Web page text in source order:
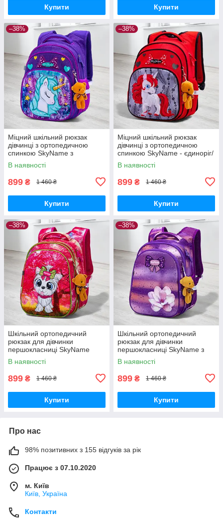
Купити Купити
–38%
Міцний шкільний рюкзак
дівчинці з ортопедичною
спинкою SkyName з
конячкою/ Водонепроникний
портфель для школи 1-4 клас
В наявності
899 ₴ 1 460 ₴
Купити
–38%
Міцний шкільний рюкзак
дівчинці з ортопедичною
спинкою SkyName - єдиноріг/
Водонепроникний червоний
портфель для школи 1-4 клас
В наявності
899 ₴ 1 460 ₴
Купити
–38%
Шкільний ортопедичний
рюкзак для дівчинки
першокласниці SkyName
рожевий з собачкою/
Водонепроникний портфель
В наявності
899 ₴ 1 460 ₴
Купити
–38%
Шкільний ортопедичний
рюкзак для дівчинки
першокласниці SkyName з
квіткою/ Маленький
водонепроникний портфель
В наявності
899 ₴ 1 460 ₴
Купити
Про нас
98% позитивних з 155 відгуків за рік
Працює з 07.10.2020
м. Київ
Київ, Україна
Контакти